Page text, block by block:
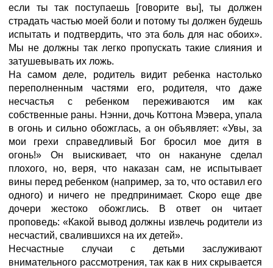
если ты так поступаешь [говорите вы], ты должен
страдать частью моей боли и потому ты должен будешь
испытать и подтвердить, что эта боль для нас обоих».
Мы не должны так легко пропускать такие слияния и
затушевывать их ложь.
На самом деле, родитель видит ребенка настолько
переполненным частями его, родителя, что даже
несчастья с ребенком переживаются им как
собственные раны. Нэнни, дочь Коттона Мэвера, упала
в огонь и сильно обожглась, а он объявляет: «Увы, за
мои грехи справедливый Бог бросил мое дитя в
огонь!» Он выискивает, что он накануне сделал
плохого, но, веря, что наказан сам, не испытывает
вины перед ребенком (например, за то, что оставил его
одного) и ничего не предпринимает. Скоро еще две
дочери жестоко обожглись. В ответ он читает
проповедь: «Какой вывод должны извлечь родители из
несчастий, свалившихся на их детей».
Несчастные случаи с детьми заслуживают
внимательного рассмотрения, так как в них скрывается